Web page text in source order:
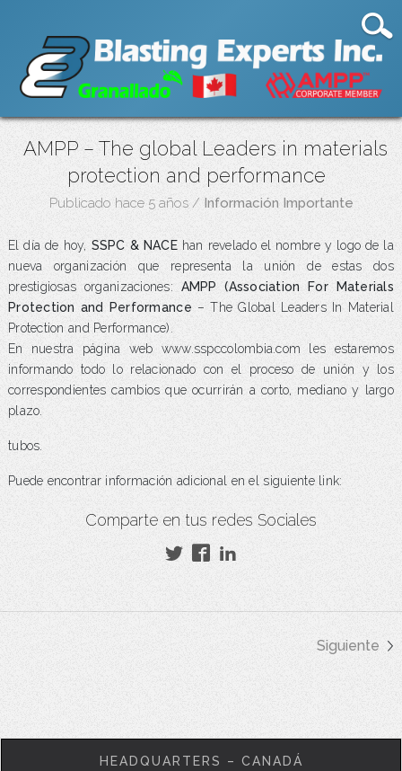
AMPP – The global Leaders in materials
protection and performance
Publicado hace 5 años/ Información Importante
El día de hoy, SSPC & NACEhan revelado el nombre y logo de la
nueva organización que representa la unión de estas dos
prestigiosas organizaciones: AMPP (Association For Materials
Protection and Performance – The Global Leaders In Material
Protection and Performance).
En nuestra página web www.sspccolombia.com les estaremos
informando todo lo relacionado con el proceso de unión y los
correspondientes cambios que ocurrirán a corto, mediano y largo
plazo.
tubos.
Puede encontrar información adicional en el siguiente link:
Comparte en tus redes Sociales
Siguiente
HEADQUARTERS – CANADÁ